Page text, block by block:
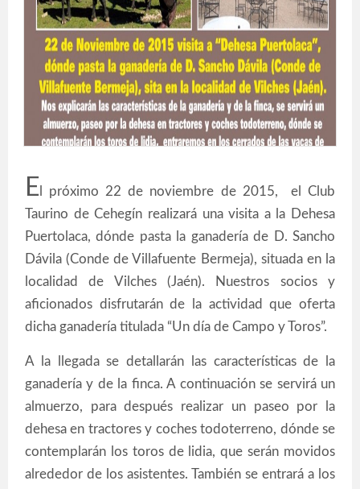
E l próximo 22 de noviembre de 2015, el Club
Taurino de Cehegín realizará una visita a la Dehesa
Puertolaca, dónde pasta la ganadería de D. Sancho
Dávila (Conde de Villafuente Bermeja), situada en la
localidad de Vilches (Jaén). Nuestros socios y
aficionados disfrutarán de la actividad que oferta
dicha ganadería titulada “Un día de Campo y Toros”.
A la llegada se detallarán las características de la
ganadería y de la finca. A continuación se servirá un
almuerzo, para después realizar un paseo por la
dehesa en tractores y coches todoterreno, dónde se
contemplarán los toros de lidia, que serán movidos
alrededor de los asistentes. También se entrará a los